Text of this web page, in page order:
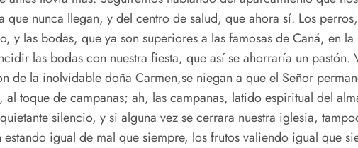
que nunca llegan, y del centro de salud, que ahora sí. Los
y las bodas, que ya son superiores a las famosas de Caná, en
las bodas con nuestra fiesta, que así se ahorraría un
de la inolvidable doña Carmen,se niegan a que el Señor
al toque de campanas; ah, las campanas, latido espiritual del
silencio, y si alguna vez se cerrara nuestra iglesia,
estando igual de mal que siempre, los frutos valiendo igual que